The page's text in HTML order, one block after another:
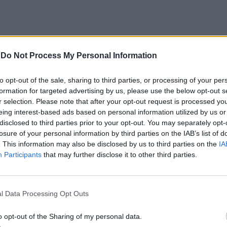
Do Not Process My Personal Information
opt-out of the sale, sharing to third parties, or processing of your
for targeted advertising by us, please use the below opt-out
selection. Please note that after your opt-out request is processed
interest-based ads based on personal information utilized by us
to third parties prior to your opt-out. You may separately
of your personal information by third parties on the IAB’s list of
This information may also be disclosed by us to third parties on the
Participants that may further disclose it to other third parties.
Data Processing Opt Outs
opt-out of the Sharing of my personal data.
Nunes, disse que não existe previsão de
na próxima sexta-feira dia 25 de julho, as
que lhes estão atribuídas, com mais custos
atrasos na liquidação dos serviços efetuados
pré-hospitalar e isso está a criar muitas
haver intenções por parte do INEM de fazer
o responsável.
de abril, março e fevereiro, acrescentou,
bombeiros que existia um acordo com o